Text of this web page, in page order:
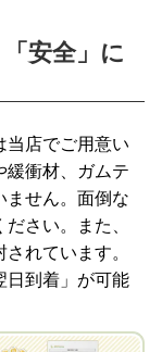
フォームから画像
認し、梱包キット
キットは送料無料
査定」を友だちに
ンなどのカメラで
真をトーク中に送
し、梱包キットを
ットは送料無料で
安全」に
当店でご用意い
緩衝材、ガムテ
ません。面倒な
さい。また、
れています。
日到着」が可能